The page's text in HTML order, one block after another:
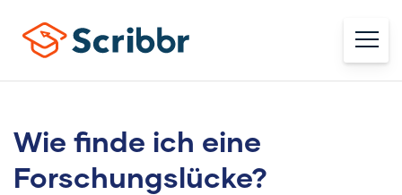
Wie finde ich eine
Forschungslücke?